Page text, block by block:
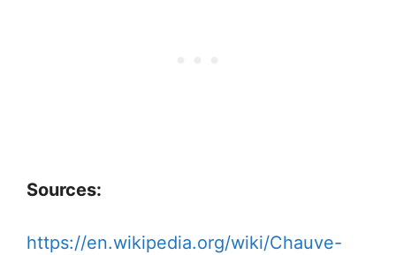
Sources:
https://en.wikipedia.org/wiki/Chauve-